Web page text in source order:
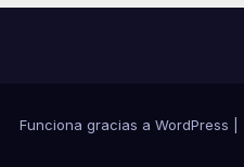
Funciona gracias a WordPress